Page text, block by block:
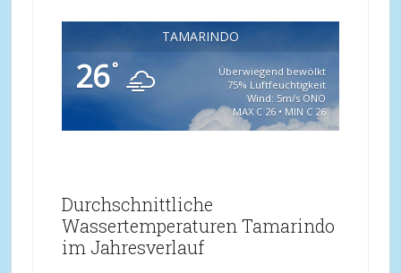
TAMARINDO
26°
Überwiegend bewölkt
75% Luftfeuchtigkeit
Wind: 5m/s ONO
MAX C 26 • MIN C 26
Durchschnittliche
Wassertemperaturen Tamarindo
im Jahresverlauf